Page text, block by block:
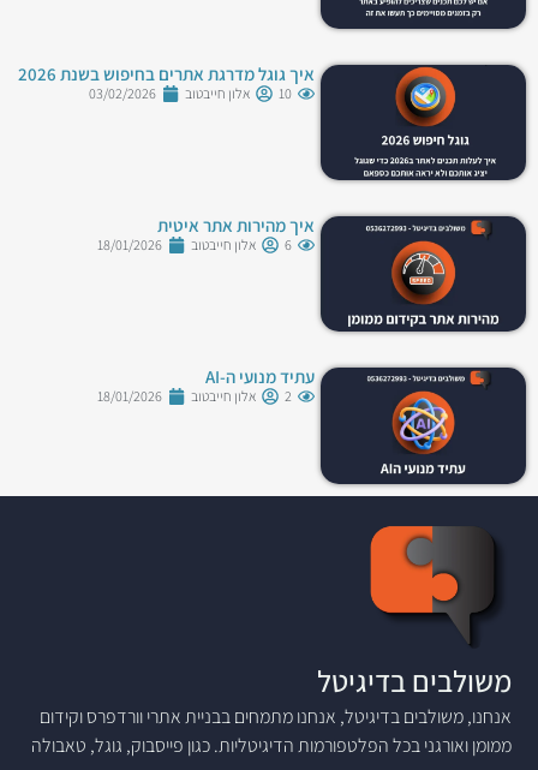
איך גוגל מדרגת אתרים בחיפוש בשנת 2026
10 אלון חייבטוב 03/02/2026
איך מהירות אתר איטית
6 אלון חייבטוב 18/01/2026
עתיד מנועי ה-AI
2 אלון חייבטוב 18/01/2026
משולבים בדיגיטל
אנחנו, משולבים בדיגיטל, אנחנו מתמחים בבניית אתרי וורדפרס וקידום
ממומן ואורגני בכל הפלטפורמות הדיגיטליות. כגון פייסבוק, גוגל, טאבולה